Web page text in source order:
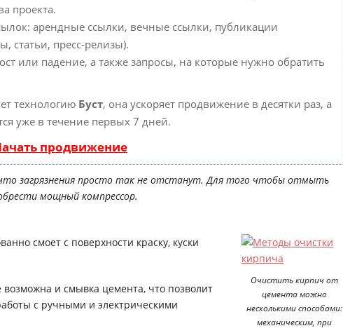
проекта.
арендные ссылки, вечные ссылки, публикации
статьи, пресс-релизы).
или падение, а также запросы, на которые нужно обратить
технологию Буст, она ускоряет продвижение в десятки раз, а
уже в течение первых 7 дней.
продвижение
загрязнения просто так не отстанут. Для того чтобы отмыть
мощный компрессор.
Очистить кирпич от
цемента можно
несколькими способами:
механическим, при
смоет с поверхности краску, куски
и смывка цемента, что позволит
с ручными и электрическими